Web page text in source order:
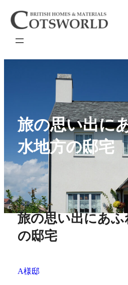
容
ッ
旅の思い出に
水地方の邸宅
旅の思い出にあ
の邸宅
A様邸